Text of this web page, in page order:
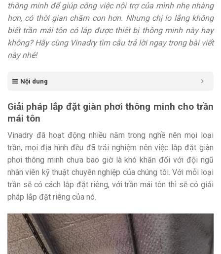
thông minh để giúp công việc nội trợ của mình nhẹ nhàng
hơn, có thời gian chăm con hơn. Nhưng chị lo lắng không
biết trần mái tôn có lắp được thiết bị thông minh này hay
không? Hãy cùng Vinadry tìm câu trả lời ngay trong bài viết
này nhé!
Nội dung
Giải pháp lắp đặt giàn phơi thông minh cho trần
mái tôn
Vinadry đã hoạt động nhiều năm trong nghề nên mọi loại
trần, mọi địa hình đều đã trải nghiệm nên việc lắp đặt giàn
phơi thông minh chưa bao giờ là khó khăn đối với đội ngũ
nhân viên kỹ thuật chuyên nghiệp của chúng tôi. Với mỗi loại
trần sẽ có cách lắp đặt riêng, với trần mái tôn thì sẽ có giải
pháp lắp đặt riêng của nó.